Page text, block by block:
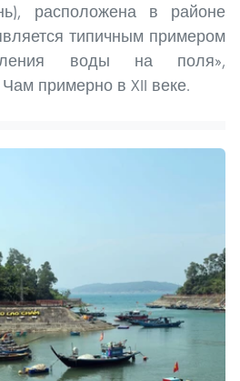
расположена в районе
типичным примером
воды на поля»,
примерно в XII веке.